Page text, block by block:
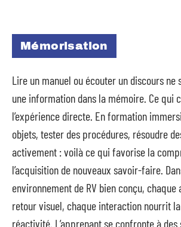
Mémorisation
Lire un manuel ou écouter un discours
une information dans la mémoire. Ce qui
l’expérience directe. En formation
objets, tester des procédures, résoudre
activement : voilà ce qui favorise la
l’acquisition de nouveaux savoir-faire.
environnement de RV bien conçu, chaque
retour visuel, chaque interaction nourrit
réactivité. L’apprenant se confronte à